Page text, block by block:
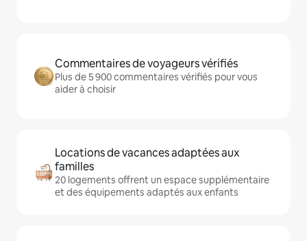
Commentaires de voyageurs vérifiés
Plus de 5 900 commentaires vérifiés pour vous
aider à choisir
Locations de vacances adaptées aux
familles
20 logements offrent un espace supplémentaire
et des équipements adaptés aux enfants